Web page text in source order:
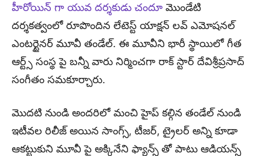
హీరోయిన్ గా యువ దర్శకుడు చందూ మొండేటి
దర్శకత్వంలో రూపొందిన లేటెస్ట్ యాక్షన్ లవ్ ఎమోషనల్
ఎంటర్టైనర్ మూవీ తండేల్. ఈ మూవీని భారీ స్థాయిలో గీత
ఆర్ట్స్ సంస్థ పై బన్నీ వారు నిర్మించగా రాక్ స్టార్ దేవిశ్రీప్రసాద్
సంగీతం సమకూర్చారు.
మొదటి నుండి అందరిలో మంచి హైప్ కల్గిన తండేల్ నుండి
ఇటీవల రిలీజ్ అయిన సాంగ్స్, టీజర్, ట్రైలర్ అన్ని కూడా
ఆకట్టుకుని మూవీ పై అక్కినేని ఫ్యాన్స్ తో పాటు ఆడియన్స్